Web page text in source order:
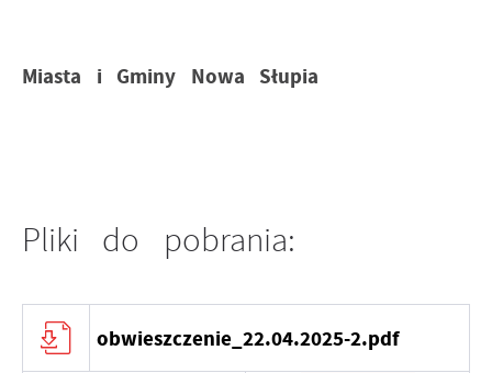
Miasta i Gminy Nowa Słupia
Pliki do pobrania:
obwieszczenie_22.04.2025-2.pdf